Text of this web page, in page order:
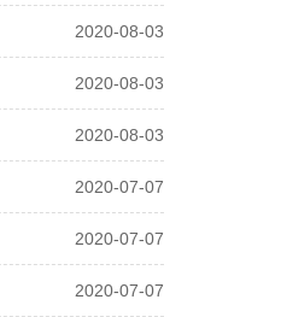
2020-08-03
2020-08-03
2020-08-03
2020-07-07
2020-07-07
2020-07-07